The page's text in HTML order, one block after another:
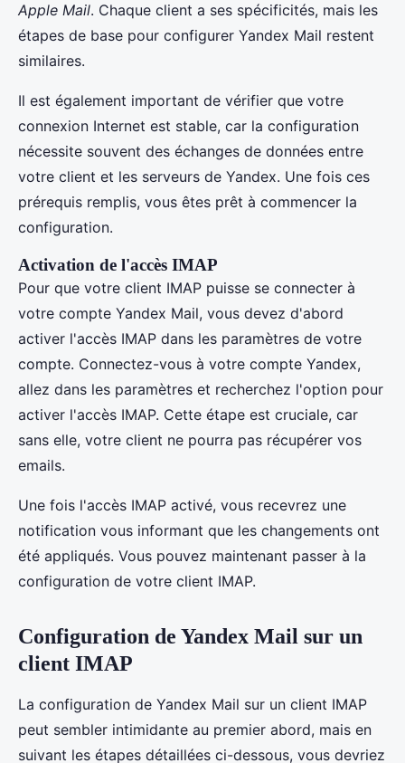
Apple Mail. Chaque client a ses spécificités, mais les
étapes de base pour configurer Yandex Mail restent
similaires.
Il est également important de vérifier que votre
connexion Internet est stable, car la configuration
nécessite souvent des échanges de données entre
votre client et les serveurs de Yandex. Une fois ces
prérequis remplis, vous êtes prêt à commencer la
configuration.
Activation de l'accès IMAP
Pour que votre client IMAP puisse se connecter à
votre compte Yandex Mail, vous devez d'abord
activer l'accès IMAP dans les paramètres de votre
compte. Connectez-vous à votre compte Yandex,
allez dans les paramètres et recherchez l'option pour
activer l'accès IMAP. Cette étape est cruciale, car
sans elle, votre client ne pourra pas récupérer vos
emails.
Une fois l'accès IMAP activé, vous recevrez une
notification vous informant que les changements ont
été appliqués. Vous pouvez maintenant passer à la
configuration de votre client IMAP.
Configuration de Yandex Mail sur un
client IMAP
La configuration de Yandex Mail sur un client IMAP
peut sembler intimidante au premier abord, mais en
suivant les étapes détaillées ci-dessous, vous devriez